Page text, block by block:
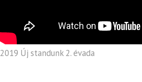
2019 Új standunk 2. évada